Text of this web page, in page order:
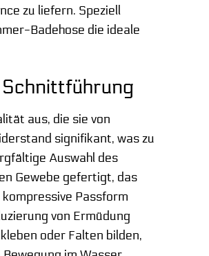
zu liefern. Speziell
Badehose die ideale
aus, die sie von
signifikant, was zu
Auswahl des
Gewebe gefertigt, das
Passform
von Ermüdung
oder Falten bilden,